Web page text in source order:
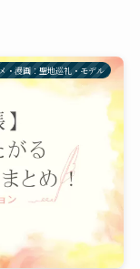
・漫画：聖地巡礼・モデル